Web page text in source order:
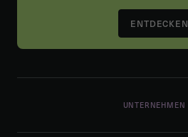
ENTDECKEN
UNTERNEHMEN